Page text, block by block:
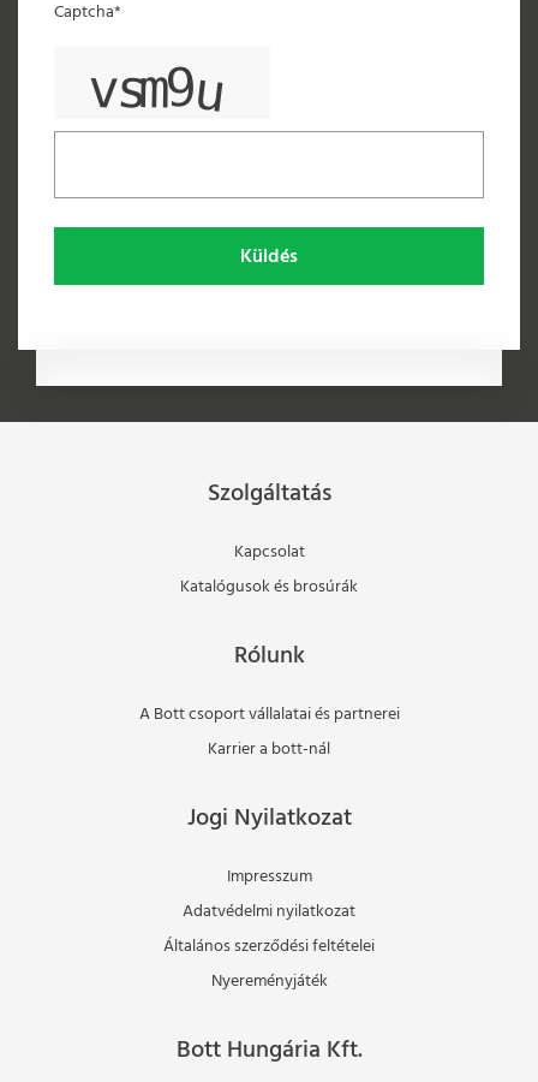
Captcha*
Küldés
Szolgáltatás
Kapcsolat
Katalógusok és brosúrák
Rólunk
A Bott csoport vállalatai és partnerei
Karrier a bott-nál
Jogi Nyilatkozat
Impresszum
Adatvédelmi nyilatkozat
Általános szerződési feltételei
Nyereményjáték
Bott Hungária Kft.